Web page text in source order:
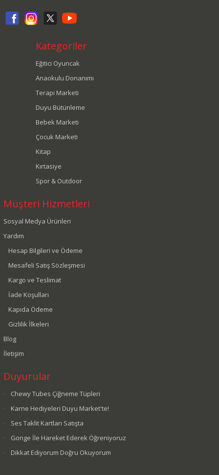
Kategoriler
Eğitici Oyuncak
Anaokulu Donanımı
Terapi Marketi
Duyu Bütünleme
Bebek Marketi
Çocuk Marketi
Kitap
Kırtasiye
Spor & Outdoor
Müşteri Hizmetleri
Sosyal Medya Ürünleri
Yardım
Hesap Bilgileri ve Ödeme
Mesafeli Satış Sözleşmesi
Kargo ve Teslimat
İade Koşulları
Kapıda Ödeme
Gizlilik İlkeleri
Blog
İletişim
Duyurular
Chewy Tubes Çiğneme Tüpleri
Karne Hediyeleri Duyu Market'te!
Ses Taklit Kartları Satışta
Gonge İle Hareket Ederek Öğreniyoruz
Dikkat Ediyorum Doğru Okuyorum